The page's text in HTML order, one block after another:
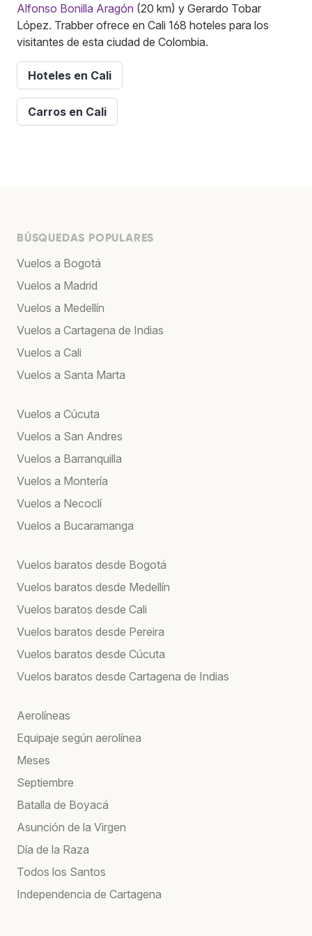
Alfonso Bonilla Aragón (20 km) y Gerardo Tobar
López. Trabber ofrece en Cali 168 hoteles para los
visitantes de esta ciudad de Colombia.
Hoteles en Cali
Carros en Cali
BÚSQUEDAS POPULARES
Vuelos a Bogotá
Vuelos a Madrid
Vuelos a Medellín
Vuelos a Cartagena de Indias
Vuelos a Cali
Vuelos a Santa Marta
Vuelos a Cúcuta
Vuelos a San Andres
Vuelos a Barranquilla
Vuelos a Montería
Vuelos a Necoclí
Vuelos a Bucaramanga
Vuelos baratos desde Bogotá
Vuelos baratos desde Medellín
Vuelos baratos desde Cali
Vuelos baratos desde Pereira
Vuelos baratos desde Cúcuta
Vuelos baratos desde Cartagena de Indias
Aerolíneas
Equipaje según aerolínea
Meses
Septiembre
Batalla de Boyacá
Asunción de la Virgen
Día de la Raza
Todos los Santos
Independencia de Cartagena